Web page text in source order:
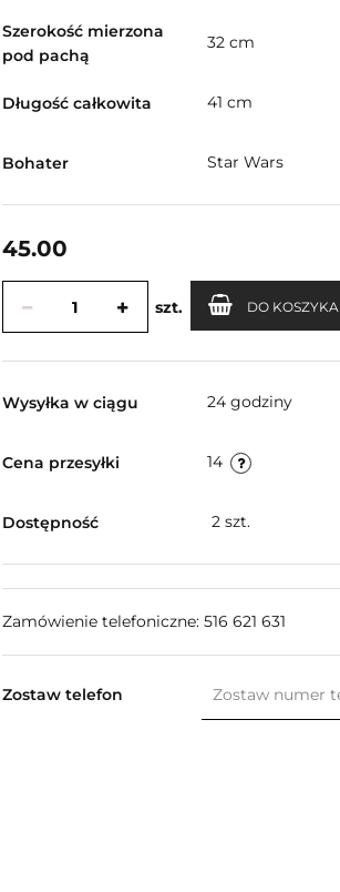
Szerokość mierzona
pod pachą
32 cm
Długość całkowita 41 cm
Bohater Star Wars
45.00
szt. DO KOSZYKA
Wysyłka w ciągu 24 godziny
Cena przesyłki 14
Dostępność 2 szt.
Zamówienie telefoniczne: 516 621 631
Zostaw telefon